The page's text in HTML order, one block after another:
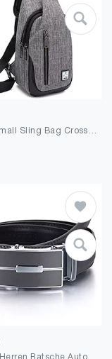
YEHMAN Herren Ratsche Automatik Leder Gürtel ohne Löcher mit Automatikschließe 3 cm Breite verstellbare grösse für Männer.